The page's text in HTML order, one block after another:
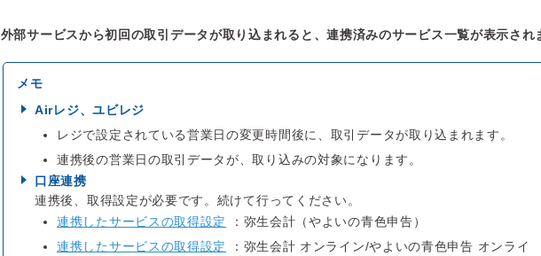
外部サービスから初回の取引データが取り込まれると、連携済みのサービス一覧が表示され
Airレジ、ユビレジ
レジで設定されている営業日の変更時間後に、取引データが取り込まれます。
連携後の営業日の取引データが、取り込みの対象になります。
口座連携
連携後、取得設定が必要です。続けて行ってください。
連携したサービスの取得設定
：弥生会計（やよいの青色申告）
連携したサービスの取得設定
：弥生会計 オンライン/やよいの青色申告 オンライ